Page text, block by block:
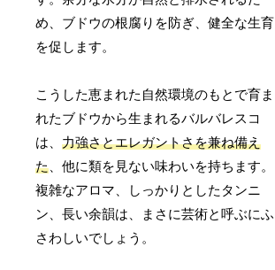
め、ブドウの根腐りを防ぎ、健全な生育
を促します。
こうした恵まれた自然環境のもとで育ま
れたブドウから生まれるバルバレスコ
は、力強さとエレガントさを兼ね備え
た 、他に類を見ない味わいを持ちます。
複雑なアロマ、しっかりとしたタンニ
ン、長い余韻は、まさに芸術と呼ぶにふ
さわしいでしょう。